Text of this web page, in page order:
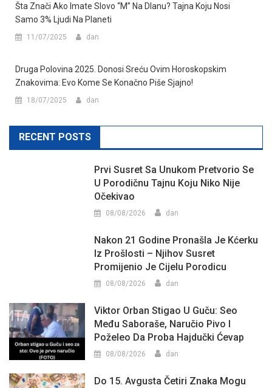
Šta Znači Ako Imate Slovo “M” Na Dlanu? Tajna Koju Nosi
Samo 3% Ljudi Na Planeti
11/07/2025 dan
Druga Polovina 2025. Donosi Sreću Ovim Horoskopskim
Znakovima: Evo Kome Se Konačno Piše Sjajno!
18/07/2025 dan
RECENT POSTS
Prvi Susret Sa Unukom Pretvorio Se
U Porodičnu Tajnu Koju Niko Nije
Očekivao
08/08/2026 dan
Nakon 21 Godine Pronašla Je Kćerku
Iz Prošlosti – Njihov Susret
Promijenio Je Cijelu Porodicu
08/08/2026 dan
Viktor Orban Stigao U Guču: Seo
Među Saboraše, Naručio Pivo I
Poželeo Da Proba Hajdučki Ćevap
08/08/2026 dan
Do 15. Avgusta Četiri Znaka Mogu